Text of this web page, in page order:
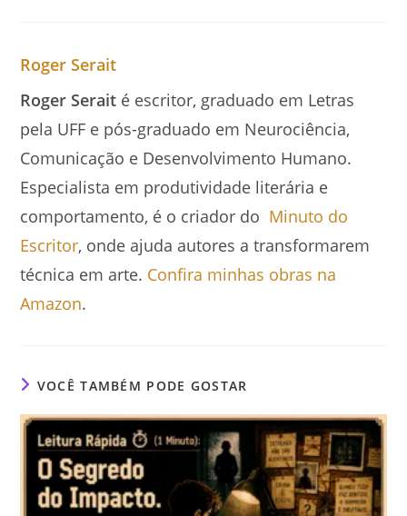
Roger Serait
Roger Serait é escritor, graduado em Letras
pela UFF e pós-graduado em Neurociência,
Comunicação e Desenvolvimento Humano.
Especialista em produtividade literária e
comportamento, é o criador do Minuto do
Escritor, onde ajuda autores a transformarem
técnica em arte. Confira minhas obras na
Amazon.
VOCÊ TAMBÉM PODE GOSTAR